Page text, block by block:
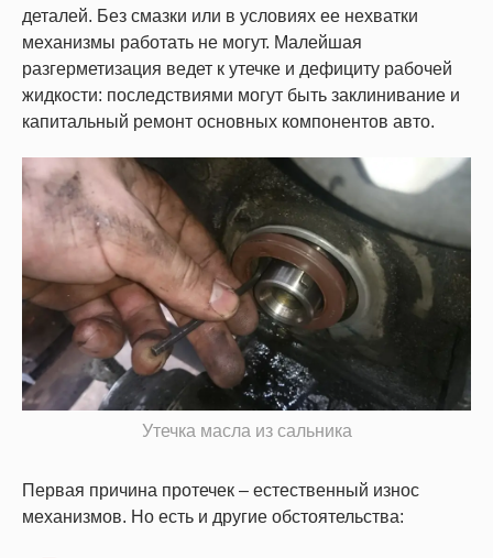
деталей. Без смазки или в условиях ее нехватки
механизмы работать не могут. Малейшая
разгерметизация ведет к утечке и дефициту рабочей
жидкости: последствиями могут быть заклинивание и
капитальный ремонт основных компонентов авто.
Утечка масла из сальника
Первая причина протечек – естественный износ
механизмов. Но есть и другие обстоятельства: